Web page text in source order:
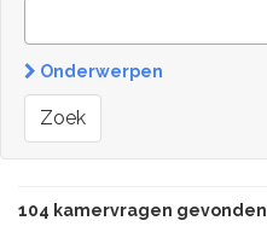
Onderwerpen
Zoek
104 kamervragen gevonden